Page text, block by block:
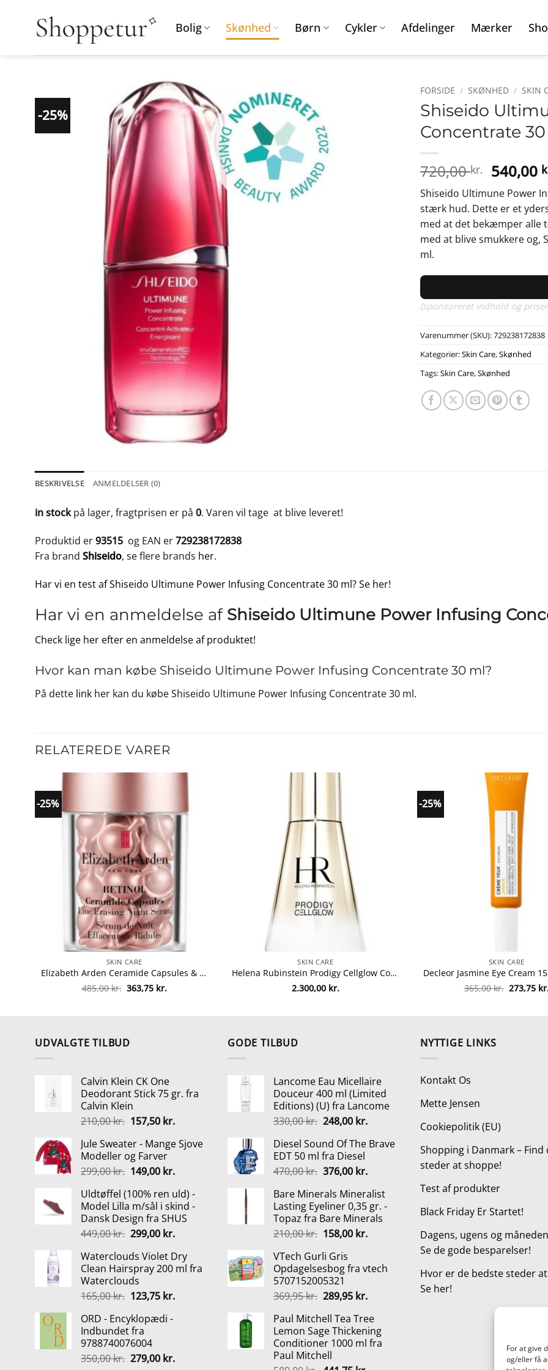
For at give
og/eller få
Bolig Skønhed Børn Cykler Afdelinger Mærker
-25%
FORSIDE / SKØNHED / SKIN
Shiseido
Concentrate
720,00kr. Den
pris
var:
720,00
540,00
Shiseido Ultimune Power
stærk hud. Dette er et
med at det bekæmper alle
med at blive smukkere og,
ml.
(sponsoreret indhold og
Varenummer (SKU):729238172838
Kategorier:Skin Care,Skønhed
Tags:Skin Care,Skønhed
BESKRIVELSE ANMELDELSER (0)
in stockpå lager, fragtprisen er på 0. Varen vil tage at blive leveret!
Produktid er93515 og EAN er729238172838
Fra brand Shiseido, se flere brands her.
Har vi en test af Shiseido Ultimune Power Infusing Concentrate 30 ml? Se her!
Har vi en anmeldelse af Shiseido Ultimune Power Infusing
Check lige her efter en anmeldelse af produktet!
Hvor kan man købe Shiseido Ultimune Power Infusing Concentrate 30 ml?
På dette link her kan du købe Shiseido Ultimune Power Infusing Concentrate 30 ml.
RELATEREDE VARER
-25%
SKIN CARE
Elizabeth Arden Ceramide Capsules & Retinol Line Erasing Night Serum 30 Pieces fra Elizabeth Arden
485,00kr. Den
oprindelige
363,75 kr.Den
SKIN CARE
Helena Rubinstein Prodigy Cellglow Concentrate 50 ml fra Helena Rubinstein
2.300,00 kr.
-25%
SKIN CARE
365,00kr. Den
273,75
UDVALGTE TILBUD
Calvin Klein CK One
Deodorant Stick 75 gr. fra
Calvin Klein
210,00kr. Den
pris
var:
210,00 kr..
157,50 kr.Den
pris
157,50 kr..
Jule Sweater - Mange Sjove
Modeller og Farver
299,00kr. Den
pris
var:
299,00 kr..
149,00 kr.Den
pris
er:
149,00 kr..
Uldtøffel (100% ren uld) -
Model Lilla m/sål i skind -
Dansk Design fra SHUS
449,00kr. Den
pris
var:
449,00 kr..
299,00 kr.Den
pris
er:
Waterclouds Violet Dry
Clean Hairspray 200 ml fra
Waterclouds
165,00kr. Den
pris
var:
165,00 kr..
123,75 kr.Den
ORD - Encyklopædi -
Indbundet fra
9788740076004
350,00kr. Den
279,00 kr.Den
GODE TILBUD
Lancome Eau Micellaire
Douceur 400 ml (Limited
Editions) (U) fra Lancome
330,00kr. Den
pris
var:
330,00 kr..
248,00 kr.Den
pris
248,00 kr..
Diesel Sound Of The Brave
EDT 50 ml fra Diesel
470,00kr. Den
pris
var:
470,00 kr..
376,00 kr.Den
pris
er:
376,00 kr..
Bare Minerals Mineralist
Lasting Eyeliner 0,35 gr. -
Topaz fra Bare Minerals
210,00kr. Den
pris
var:
210,00 kr..
158,00 kr.Den
er:
VTech Gurli Gris
Opdagelsesbog fra vtech
5707152005321
369,95kr. Den
pris
var:
369,95 kr..
289,95 kr.Den
pris
er:
289,95 kr..
Paul Mitchell Tea Tree
Lemon Sage Thickening
Conditioner 1000 ml fra
Paul Mitchell
NYTTIGE LINKS
Kontakt Os
Mette Jensen
Cookiepolitik (EU)
Shopping i Danmark – Find
steder at shoppe!
Test af produkter
Black Friday Er Startet!
Dagens, ugens og
Se de gode besparelser!
Hvor er de bedste steder
Se her!